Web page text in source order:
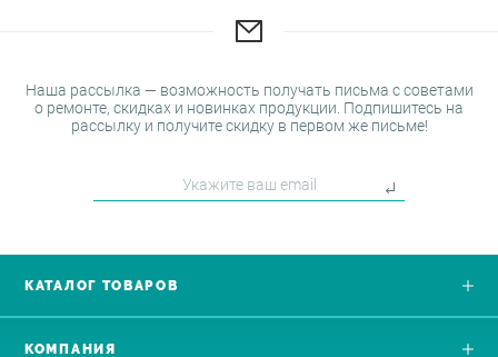
Наша рассылка — возможность получать письма с советами
о ремонте, скидках и новинках продукции. Подпишитесь на
рассылку и получите скидку в первом же письме!
КАТАЛОГ ТОВАРОВ
КОМПАНИЯ